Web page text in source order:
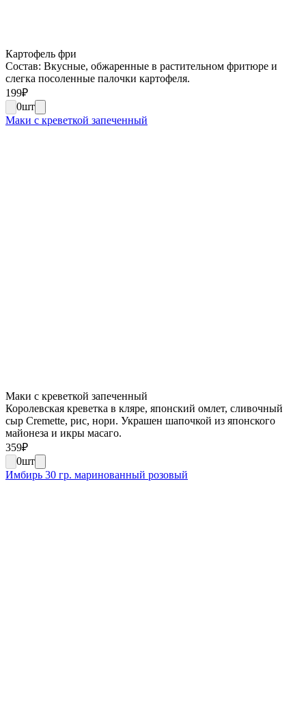
Картофель фри
Состав: Вкусные, обжаренные в растительном фритюре и
слегка посоленные палочки картофеля.
199₽
0шт
Маки с креветкой запеченный
Маки с креветкой запеченный
Королевская креветка в кляре, японский омлет, сливочный
сыр Cremette, рис, нори. Украшен шапочкой из японского
майонеза и икры масаго.
359₽
0шт
Имбирь 30 гр. маринованный розовый